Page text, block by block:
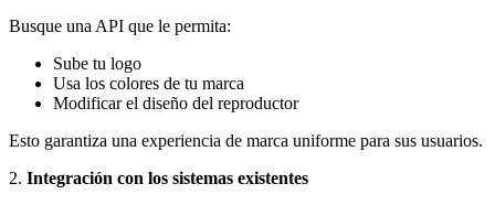
Busque una API que le permita:
Sube tu logo
Usa los colores de tu marca
Modificar el diseño del reproductor
Esto garantiza una experiencia de marca uniforme para sus usuarios.
2. Integración con los sistemas existentes